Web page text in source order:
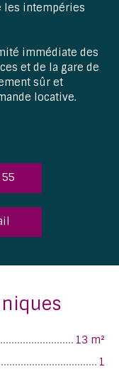
les intempéries
immédiate des
et de la gare de
sûr et
locative.
13 m²
1